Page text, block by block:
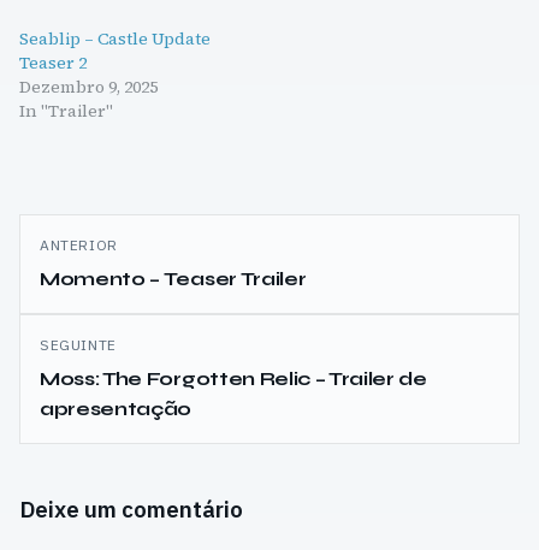
Seablip – Castle Update
Teaser 2
Dezembro 9, 2025
In "Trailer"
Navegação
de
artigos
ANTERIOR
Momento – Teaser Trailer
SEGUINTE
Moss: The Forgotten Relic – Trailer de
apresentação
Deixe um comentário